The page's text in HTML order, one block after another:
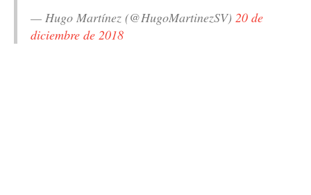
— Hugo Martínez (@HugoMartinezSV) 20 de
diciembre de 2018